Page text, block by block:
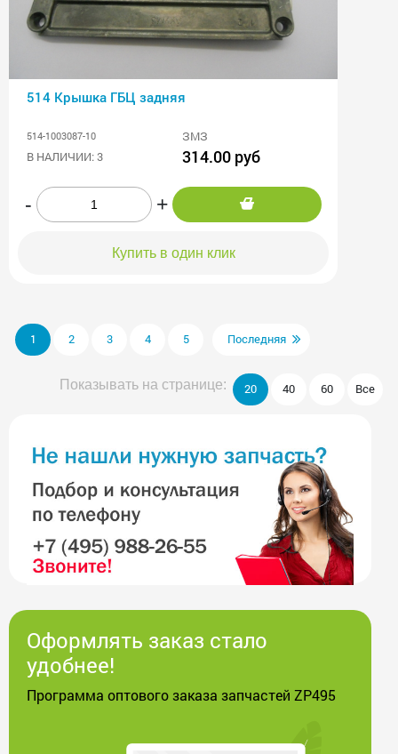
514 Крышка ГБЦ задняя
514-1003087-10
ЗМЗ
В НАЛИЧИИ: 3
314.00 руб
- +
Купить в один клик
1 2 3 4 5 Последняя
Показывать на странице: 20 40 60 Все
Оформлять заказ стало
удобнее!
Программа оптового заказа запчастей ZP495